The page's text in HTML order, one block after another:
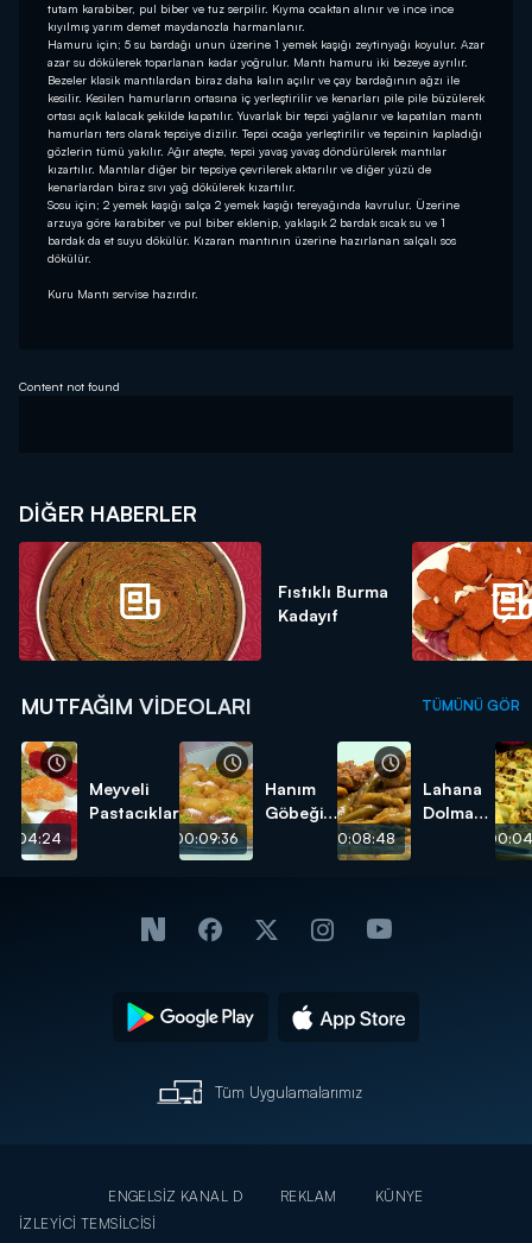
tutam karabiber, pul biber ve tuz serpilir. Kıyma ocaktan alınır ve ince ince
kıyılmış yarım demet maydanozla harmanlanır.
Hamuru için; 5 su bardağı unun üzerine 1 yemek kaşığı zeytinyağı koyulur. Azar
azar su dökülerek toparlanan kadar yoğrulur. Mantı hamuru iki bezeye ayrılır.
Bezeler klasik mantılardan biraz daha kalın açılır ve çay bardağının ağzı ile
kesilir. Kesilen hamurların ortasına iç yerleştirilir ve kenarları pile pile büzülerek
ortası açık kalacak şekilde kapatılır. Yuvarlak bir tepsi yağlanır ve kapatılan mantı
hamurları ters olarak tepsiye dizilir. Tepsi ocağa yerleştirilir ve tepsinin kapladığı
gözlerin tümü yakılır. Ağır ateşte, tepsi yavaş yavaş döndürülerek mantılar
kızartılır. Mantılar diğer bir tepsiye çevrilerek aktarılır ve diğer yüzü de
kenarlardan biraz sıvı yağ dökülerek kızartılır.
Sosu için; 2 yemek kaşığı salça 2 yemek kaşığı tereyağında kavrulur. Üzerine
arzuya göre karabiber ve pul biber eklenip, yaklaşık 2 bardak sıcak su ve 1
bardak da et suyu dökülür. Kızaran mantının üzerine hazırlanan salçalı sos
dökülür.
Kuru Mantı servise hazırdır.
Content not found
DIĞER HABERLER
Fıstıklı Burma
Kadayıf
MUTFAĞIM VIDEOLARI TÜMÜNÜ GÖR
Meyveli
Pastacıklar
00:09:36
Hanım
Göbeği
00:08:48
Lahana
Dolması
Tüm Uygulamalarımız
ENGELSİZ KANAL D REKLAM
KÜNYE
İZLEYİCİ TEMSİLCİSİ